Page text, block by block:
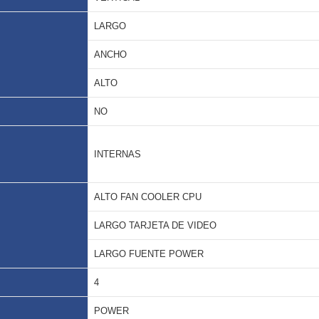
LARGO
ANCHO
ALTO
NO
INTERNAS
ALTO FAN COOLER CPU
LARGO TARJETA DE VIDEO
LARGO FUENTE POWER
4
POWER